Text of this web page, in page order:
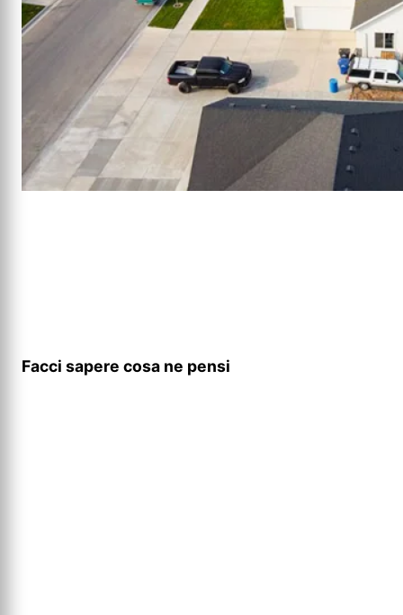
Facci sapere cosa ne pensi